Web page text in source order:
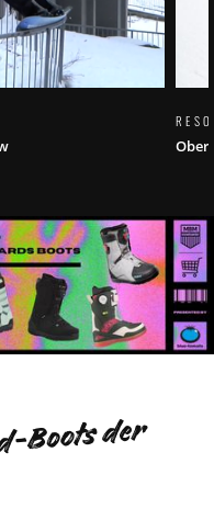
Boots der